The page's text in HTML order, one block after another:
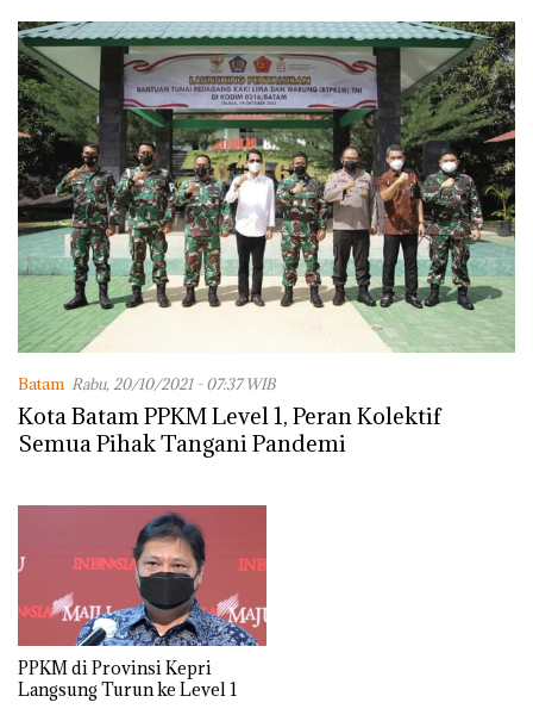
Batam Rabu, 20/10/2021 - 07:37 WIB
Kota Batam PPKM Level 1, Peran Kolektif
Semua Pihak Tangani Pandemi
PPKM di Provinsi Kepri
Langsung Turun ke Level 1